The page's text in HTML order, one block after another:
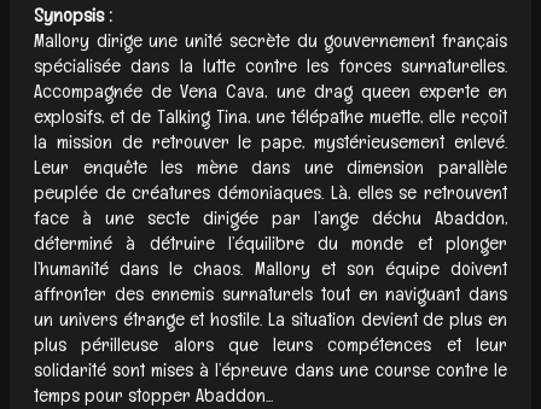
Synopsis :
Mallory dirige une unité secrète du gouvernement français
spécialisée dans la lutte contre les forces surnaturelles.
Accompagnée de Vena Cava, une drag queen experte en
explosifs, et de Talking Tina, une télépathe muette, elle reçoit
la mission de retrouver le pape, mystérieusement enlevé.
Leur enquête les mène dans une dimension parallèle
peuplée de créatures démoniaques. Là, elles se retrouvent
face à une secte dirigée par l’ange déchu Abaddon,
déterminé à détruire l’équilibre du monde et plonger
l’humanité dans le chaos. Mallory et son équipe doivent
affronter des ennemis surnaturels tout en naviguant dans
un univers étrange et hostile. La situation devient de plus en
plus périlleuse alors que leurs compétences et leur
solidarité sont mises à l’épreuve dans une course contre le
temps pour stopper Abaddon...